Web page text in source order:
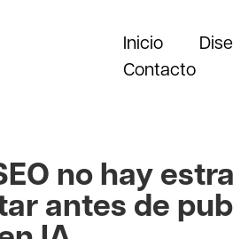
Inicio
Contacto
no hay
antes de